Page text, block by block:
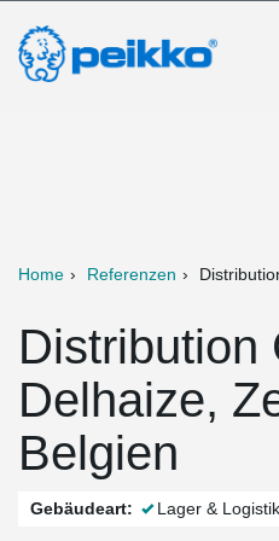
Home Referenzen
Distribution
Delhaize,
Belgien
Gebäudeart: Lager & Logistik